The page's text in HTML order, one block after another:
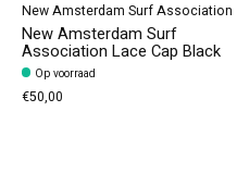
New Amsterdam Surf Association
New Amsterdam Surf
Association Lace Cap Black
Op voorraad
€50,00